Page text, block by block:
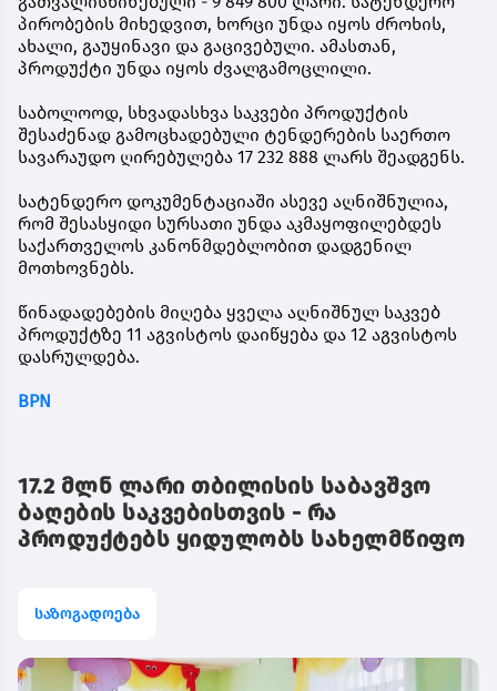
პირობების მიხედვით, ხორცი უნდა იყოს ძროხის,
ახალი, გაუყინავი და გაცივებული. ამასთან,
პროდუქტი უნდა იყოს ძვალგამოცლილი.
საბოლოოდ, სხვადასხვა საკვები პროდუქტის
შესაძენად გამოცხადებული ტენდერების საერთო
სავარაუდო ღირებულება 17 232 888 ლარს შეადგენს.
სატენდერო დოკუმენტაციაში ასევე აღნიშნულია,
რომ შესასყიდი სურსათი უნდა აკმაყოფილებდეს
საქართველოს კანონმდებლობით დადგენილ
მოთხოვნებს.
წინადადებების მიღება ყველა აღნიშნულ საკვებ
პროდუქტზე 11 აგვისტოს დაიწყება და 12 აგვისტოს
დასრულდება.
BPN
17.2 მლნ ლარი თბილისის საბავშვო
ბაღების საკვებისთვის - რა
პროდუქტებს ყიდულობს სახელმწიფო
საზოგადოება